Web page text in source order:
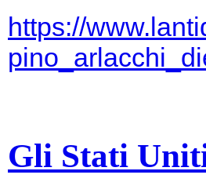
https://
Gli Stati